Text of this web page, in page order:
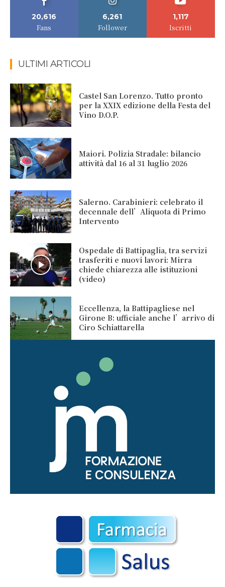
20,616
Fans
6,261
Follower
1,117
Iscritti
ULTIMI ARTICOLI
Castel San Lorenzo. Tutto pronto
per la XXIX edizione della Festa del
Vino D.O.P.
Maiori. Polizia Stradale: bilancio
attività dal 16 al 31 luglio 2026
Salerno. Carabinieri: celebrato il
decennale dell’Aliquota di Primo
Intervento
Ospedale di Battipaglia, tra servizi
trasferiti e nuovi lavori: Mirra
chiede chiarezza alle istituzioni
(video)
Eccellenza, la Battipagliese nel
Girone B: ufficiale anche l’arrivo di
Ciro Schiattarella